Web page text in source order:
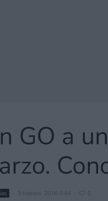
GO a
3 febrero, 2016 0:44 0